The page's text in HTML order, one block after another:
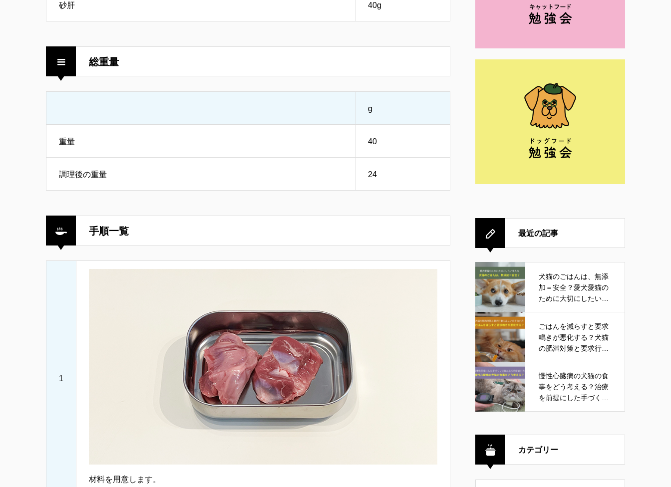
砂肝 40g
総重量
g
重量 40
調理後の重量 24
手順一覧
1
材料を用意します。
最近の記事
犬猫のごはんは、無添
加＝安全？愛犬愛猫の
ために大切にしたい考
ごはんを減らすと要求
鳴きが悪化する？犬猫
の肥満対策と要求行動
慢性心臓病の犬猫の食
事をどう考える？治療
を前提にした手づくり
カテゴリー